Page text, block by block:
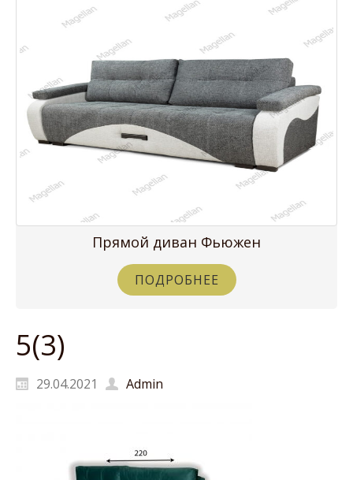
Прямой диван Фьюжен
ПОДРОБНЕЕ
5(3)
29.04.2021 Admin